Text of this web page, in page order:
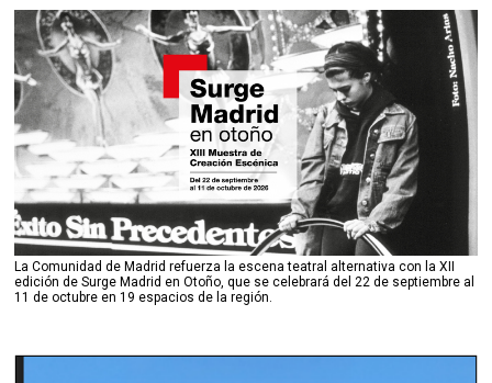
La Comunidad de Madrid refuerza la escena teatral alternativa con la XII
edición de Surge Madrid en Otoño, que se celebrará del 22 de septiembre al
11 de octubre en 19 espacios de la región.